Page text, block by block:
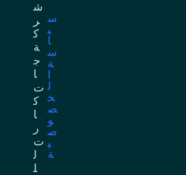
ش
ر
ك
ة
ج
ا
ت
ك
ا
ر
ت
ل
ل
س
ي
ا
س
ة
ل
خ
ص
و
ص
ي
ة